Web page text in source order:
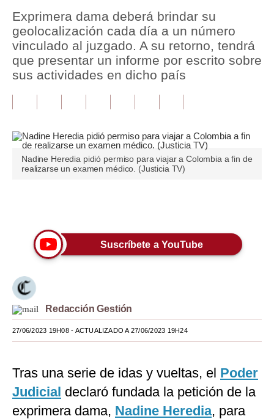
Política
Tu Dinero
Finanzas Personales
Plus G
Opinión
Editorial
Tendencias
Lujo
Viajes
Moda
Estilos
EEUU
Exprimera dama deberá brindar su
geolocalización cada día a un número
vinculado al juzgado. A su retorno, tendrá
que presentar un informe por escrito sobre
sus actividades en dicho país
Nadine Heredia pidió permiso para viajar a Colombia a fin de
realizarse un examen médico. (Justicia TV)
Suscríbete a YouTube
Redacción Gestión
27/06/2023 19H08- ACTUALIZADO A 27/06/2023 19H24
Tras una serie de idas y vueltas, el Poder
Judicial declaró fundada la petición de la
exprimera dama, Nadine Heredia, para